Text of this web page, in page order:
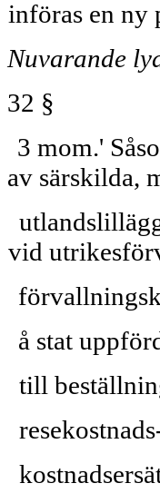
införas en ny
Nuvarande
32 §
3 mom.'
av särskilda,
vid
å stat
till